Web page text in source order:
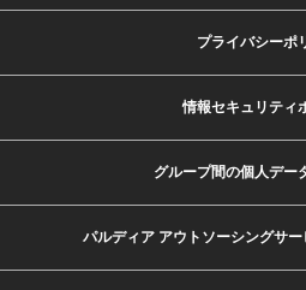
プライバシーポ
情報セキュリティ
グループ間の個人デー
パルディア アウトソーシングサ